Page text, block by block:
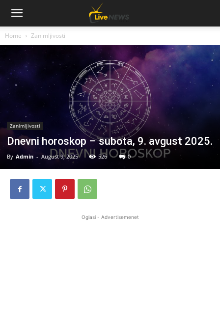
Home Zanimljivosti
Zanimljivosti
Dnevni horoskop – subota, 9. avgust 2025.
By Admin - August 9, 2025 526 0
Oglasi - Advertisemenet